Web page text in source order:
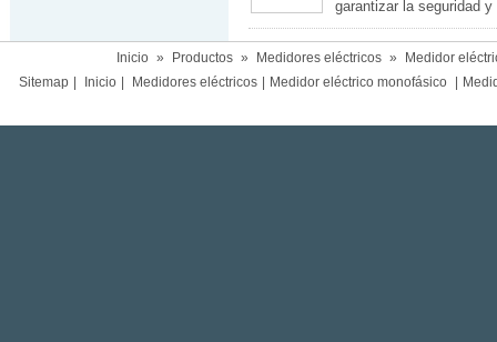
garantizar la seguridad
Inicio » Productos » Medidores eléctricos »
Medidor
Sitemap
Inicio Medidores eléctricos Medidor eléctrico monofásico